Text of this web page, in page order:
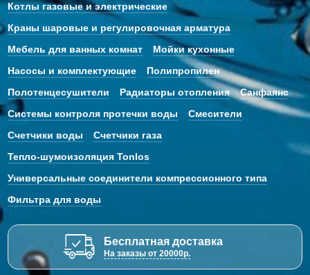
Котлы газовые и электрические
Краны шаровые и регулировочная арматура
Мебель для ванных комнат
Мойки кухонные
Насосы и комплектующие
Полипропилен
Полотенцесушители
Радиаторы отопления
Санфаянс
Системы контроля протечки воды
Смесители
Счетчики воды
Счетчики газа
Тепло-шумоизоляция Tonlos
Универсальные соединители компрессионного типа
Фильтра для воды
Бесплатная доставка
На заказы от 20000р.